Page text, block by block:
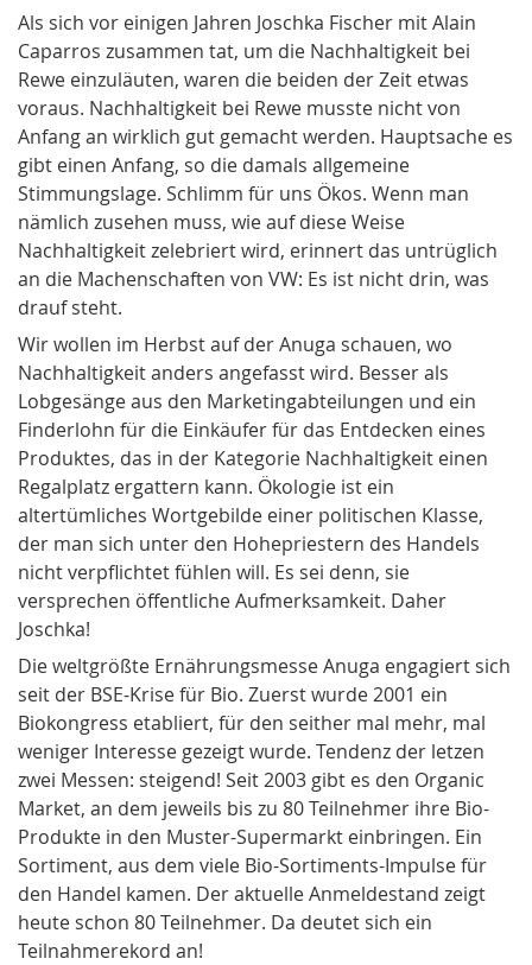
Als sich vor einigen Jahren Joschka Fischer mit Alain
Caparros zusammen tat, um die Nachhaltigkeit bei
Rewe einzuläuten, waren die beiden der Zeit etwas
voraus. Nachhaltigkeit bei Rewe musste nicht von
Anfang an wirklich gut gemacht werden. Hauptsache es
gibt einen Anfang, so die damals allgemeine
Stimmungslage. Schlimm für uns Ökos. Wenn man
nämlich zusehen muss, wie auf diese Weise
Nachhaltigkeit zelebriert wird, erinnert das untrüglich
an die Machenschaften von VW: Es ist nicht drin, was
drauf steht.
Wir wollen im Herbst auf der Anuga schauen, wo
Nachhaltigkeit anders angefasst wird. Besser als
Lobgesänge aus den Marketingabteilungen und ein
Finderlohn für die Einkäufer für das Entdecken eines
Produktes, das in der Kategorie Nachhaltigkeit einen
Regalplatz ergattern kann. Ökologie ist ein
altertümliches Wortgebilde einer politischen Klasse,
der man sich unter den Hohepriestern des Handels
nicht verpflichtet fühlen will. Es sei denn, sie
versprechen öffentliche Aufmerksamkeit. Daher
Joschka!
Die weltgrößte Ernährungsmesse Anuga engagiert sich
seit der BSE-Krise für Bio. Zuerst wurde 2001 ein
Biokongress etabliert, für den seither mal mehr, mal
weniger Interesse gezeigt wurde. Tendenz der letzen
zwei Messen: steigend! Seit 2003 gibt es den Organic
Market, an dem jeweils bis zu 80 Teilnehmer ihre Bio-
Produkte in den Muster-Supermarkt einbringen. Ein
Sortiment, aus dem viele Bio-Sortiments-Impulse für
den Handel kamen. Der aktuelle Anmeldestand zeigt
heute schon 80 Teilnehmer. Da deutet sich ein
Teilnahmerekord an!